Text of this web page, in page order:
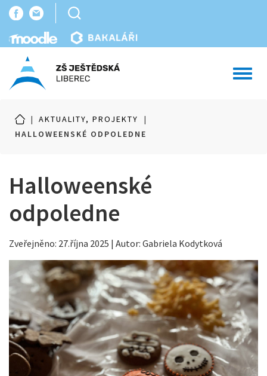
| AKTUALITY, PROJEKTY
|
HALLOWEENSKÉ ODPOLEDNE
Halloweenské
odpoledne
Zveřejněno: 27.října 2025 | Autor: Gabriela Kodytková